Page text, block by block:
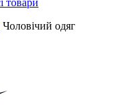
Чоловічий одяг